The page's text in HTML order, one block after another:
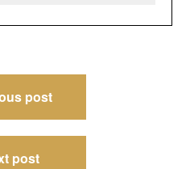
post
post